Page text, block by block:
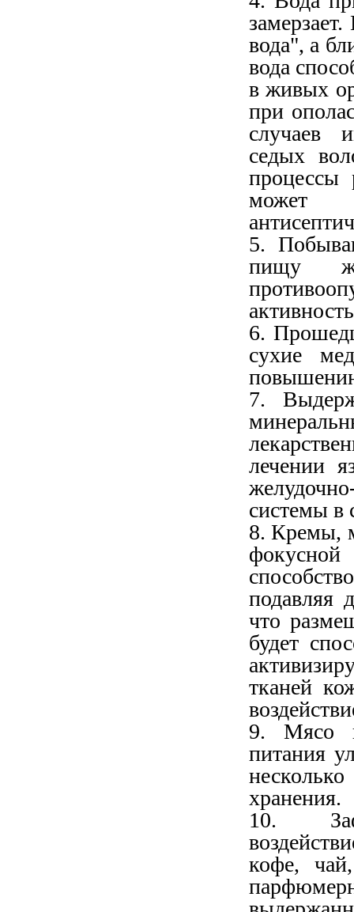
вода", а
вода
в живых
при
случаев
седых
процессы
может
5.
пищу
6.
сухие
7.
лечении
системы в
8. Кремы,
подавляя
что
будет
тканей
9. Мясо
питания
хранения.
10.
кофе,